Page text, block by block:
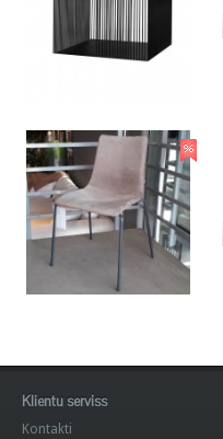
Klientu serviss
Kontakti